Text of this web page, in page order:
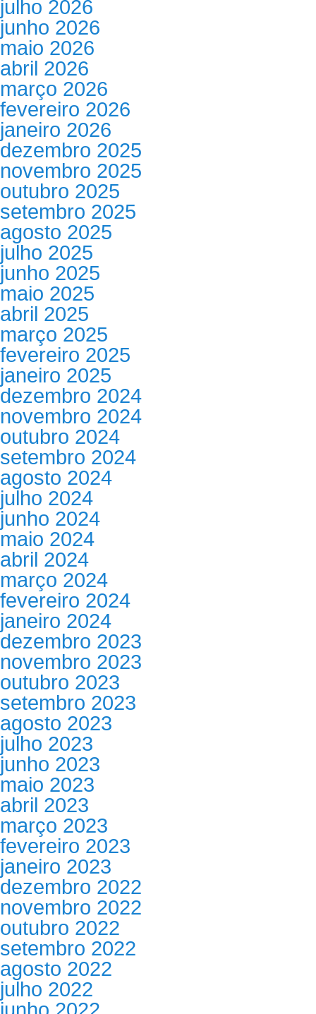
julho 2026
junho 2026
maio 2026
abril 2026
março 2026
fevereiro 2026
janeiro 2026
dezembro 2025
novembro 2025
outubro 2025
setembro 2025
agosto 2025
julho 2025
junho 2025
maio 2025
abril 2025
março 2025
fevereiro 2025
janeiro 2025
dezembro 2024
novembro 2024
outubro 2024
setembro 2024
agosto 2024
julho 2024
junho 2024
maio 2024
abril 2024
março 2024
fevereiro 2024
janeiro 2024
dezembro 2023
novembro 2023
outubro 2023
setembro 2023
agosto 2023
julho 2023
junho 2023
maio 2023
abril 2023
março 2023
fevereiro 2023
janeiro 2023
dezembro 2022
novembro 2022
outubro 2022
setembro 2022
agosto 2022
julho 2022
junho 2022